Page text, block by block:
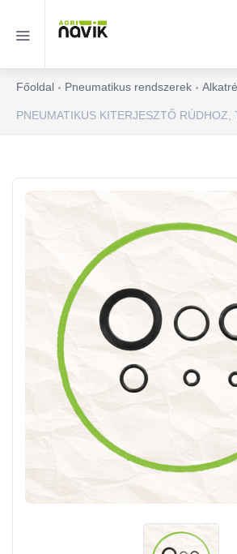
Főoldal Pneumatikus rendszerek
PNEUMATIKUS KITERJESZTŐ RÚDHOZ,